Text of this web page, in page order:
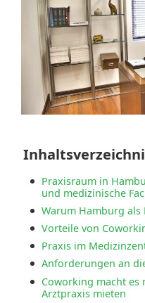
Praxisraum in
und medizinische
Warum Hamburg als
Vorteile von
Praxis im
Anforderungen an
Coworking macht es
Arztpraxis mieten